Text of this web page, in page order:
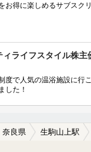
お得に楽しめるサブスク
ィライフスタイル株
度で人気の温浴施設に行
した！
奈良県 生駒山上駅